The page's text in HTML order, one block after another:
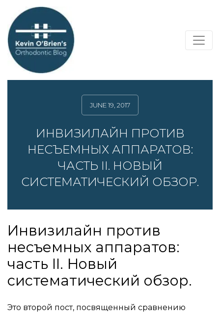
JUNE 19, 2017
ИНВИЗИЛАЙН ПРОТИВ
НЕСЪЕМНЫХ АППАРАТОВ:
ЧАСТЬ II. НОВЫЙ
СИСТЕМАТИЧЕСКИЙ ОБЗОР.
Инвизилайн против
несъемных аппаратов:
часть II. Новый
систематический обзор.
Это второй пост, посвященный сравнению